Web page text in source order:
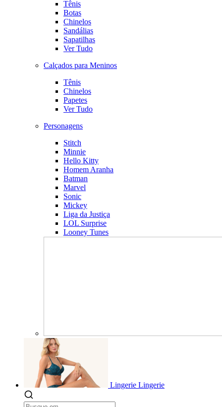
Tênis
Botas
Chinelos
Sandálias
Sapatilhas
Ver Tudo
Calçados para Meninos
Tênis
Chinelos
Papetes
Ver Tudo
Personagens
Stitch
Minnie
Hello Kitty
Homem Aranha
Batman
Marvel
Sonic
Mickey
Liga da Justiça
LOL Surprise
Looney Tunes
Lingerie Lingerie